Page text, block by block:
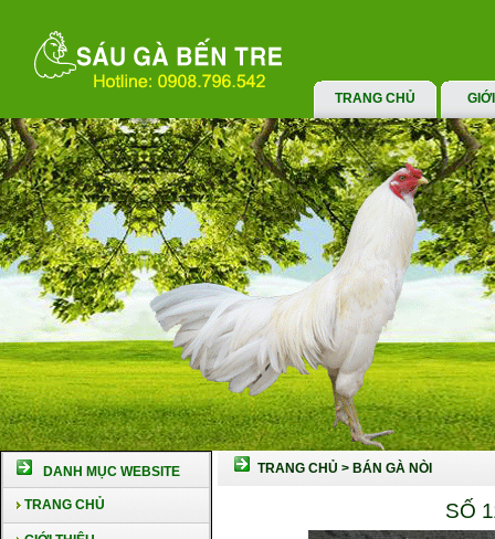
TRANG CHỦ
DANH MỤC WEBSITE
TRANG CHỦ
TRANG CHỦ > BÁN GÀ NÒI
SỐ